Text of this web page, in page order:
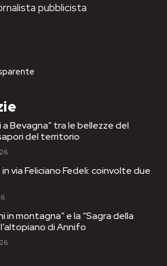
pubblicista
a Bevagna” tra le bellezze del
del territorio
via Feliciano Fedeli: coinvolte due
in montagna” e la “Sagra della
di Annifo